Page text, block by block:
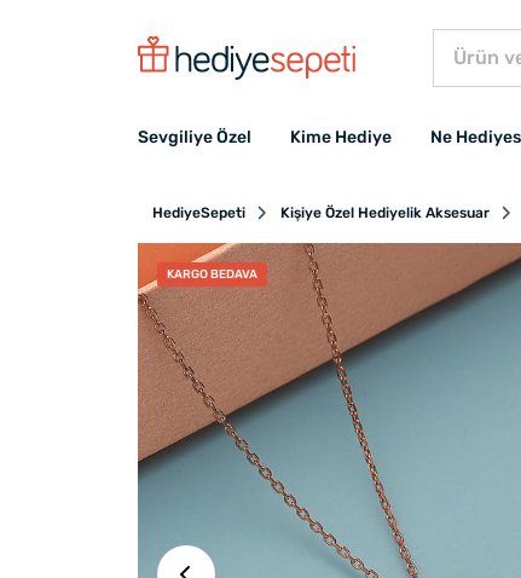
Sevgiliye Özel Kime Hediye Ne
HediyeSepeti Kişiye Özel Hediyelik Aksesuar
KARGO BEDAVA